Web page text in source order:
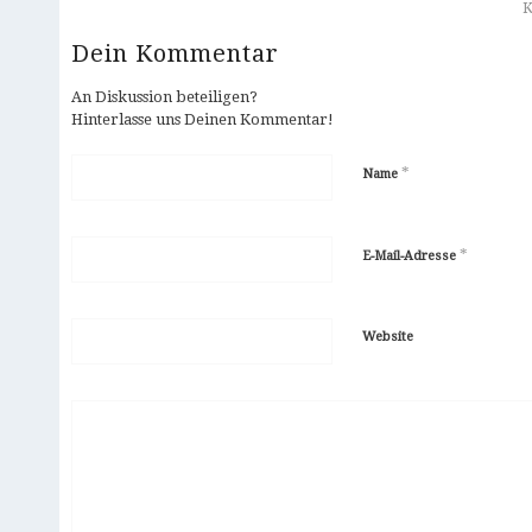
Dein Kommentar
An Diskussion beteiligen?
Hinterlasse uns Deinen Kommentar!
Name *
E-Mail-Adresse *
Website